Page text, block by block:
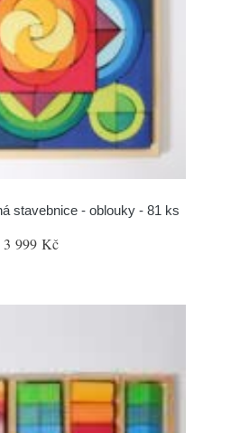
stavebnice - oblouky - 81 ks
3 999 Kč